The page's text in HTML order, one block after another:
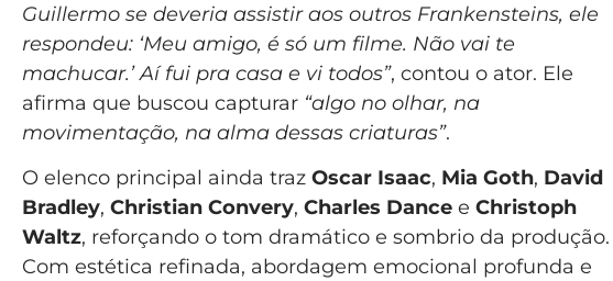
Guillermo se deveria assistir aos outros Frankensteins, ele
respondeu: ‘Meu amigo, é só um filme. Não vai te
machucar.’ Aí fui pra casa e vi todos”, contou o ator. Ele
afirma que buscou capturar “algo no olhar, na
movimentação, na alma dessas criaturas”.
O elenco principal ainda traz Oscar Isaac, Mia Goth, David
Bradley, Christian Convery, Charles Dance e Christoph
Waltz, reforçando o tom dramático e sombrio da produção.
Com estética refinada, abordagem emocional profunda e